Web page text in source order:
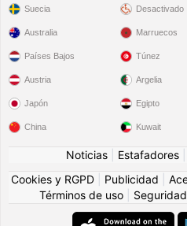
Suecia Desactivado
Australia
Países Bajos
Austria
Japón
China
Marruecos
Túnez
Argelia
Egipto
Kuwait
Noticias Estafadores
Cookies y RGPD
Publicidad
Términos de uso